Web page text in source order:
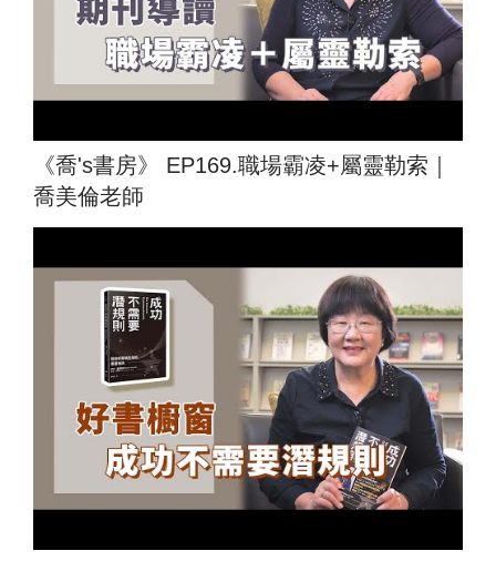
《喬's書房》 EP169.職場霸凌+屬靈勒索｜
喬美倫老師